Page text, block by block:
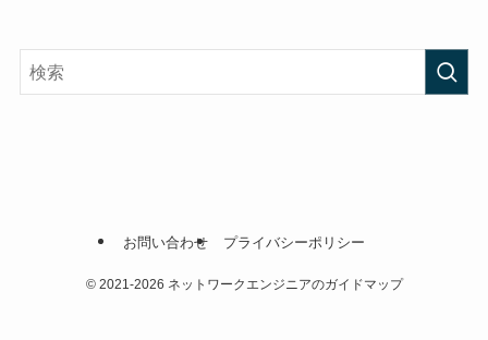
お問い合わせ プライバシーポリシー
©2021-2026 ネットワークエンジニアのガイドマップ